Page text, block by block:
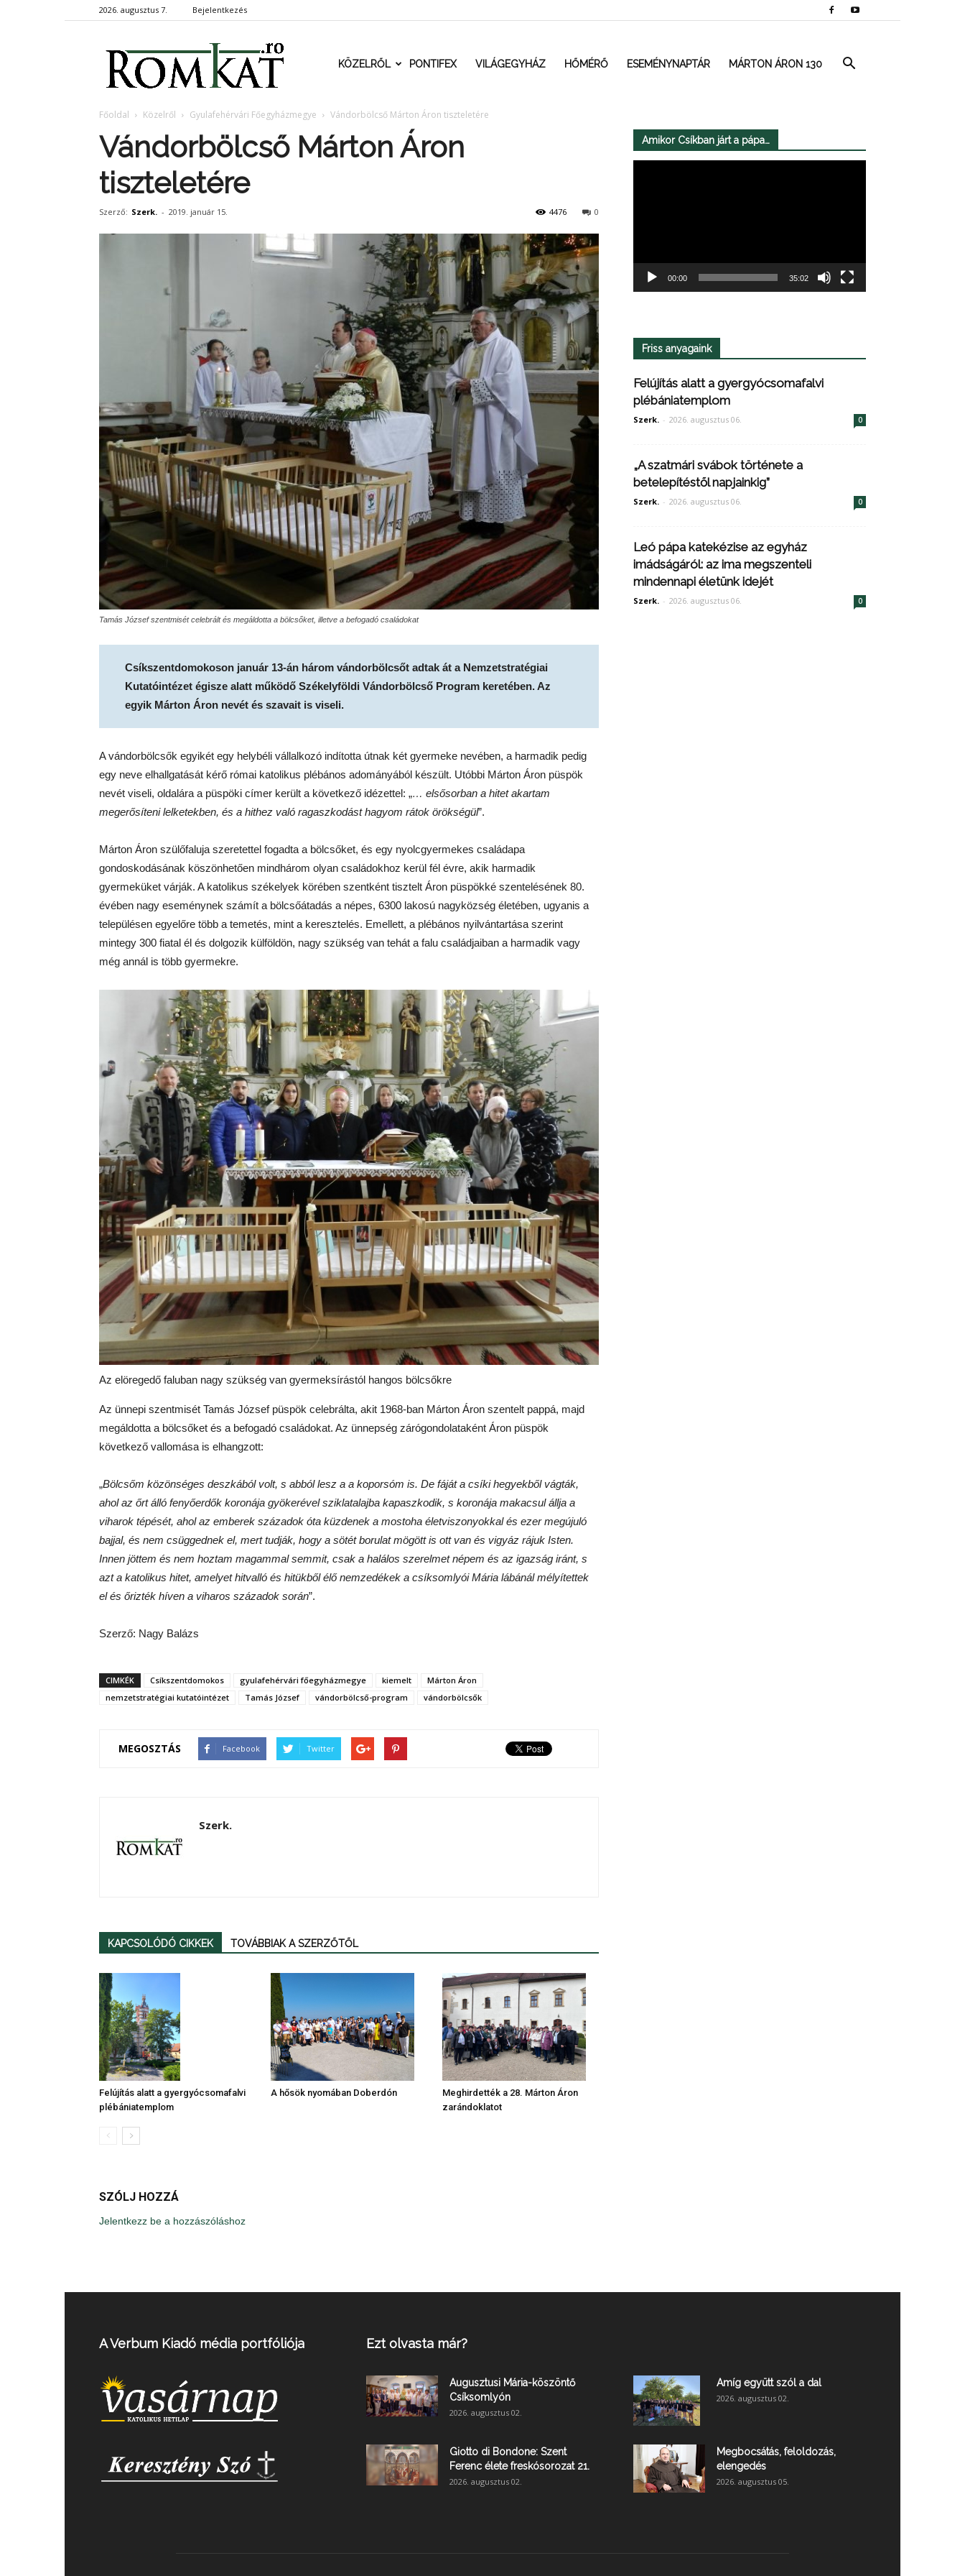
2026. augusztus 7. Bejelentkezés
RomKat.roKÖZELRŐL PONTIFEX VILÁGEGYHÁZ HŐMÉRŐ ESEMÉNYNAPTÁR MÁRTON ÁRON 130
Főoldal Közelről Gyulafehérvári Főegyházmegye Vándorbölcső Márton Áron tiszteletére
Vándorbölcső Márton Áron
tiszteletére
Szerző: Szerk. - 2019. január 15. 0
4476
Tamás József szentmisét celebrált és megáldotta a bölcsőket, illetve a befogadó családokat
Csíkszentdomokoson január 13-án három vándorbölcsőt adtak át a Nemzetstratégiai
Kutatóintézet égisze alatt működő Székelyföldi Vándorbölcső Program keretében. Az
egyik Márton Áron nevét és szavait is viseli.
A vándorbölcsők egyikét egy helybéli vállalkozó indította útnak két gyermeke nevében, a harmadik pedig
egy neve elhallgatását kérő római katolikus plébános adományából készült. Utóbbi Márton Áron püspök
nevét viseli, oldalára a püspöki címer került a következő idézettel: „… elsősorban a hitet akartam
megerősíteni lelketekben, és a hithez való ragaszkodást hagyom rátok örökségül”.
Márton Áron szülőfaluja szeretettel fogadta a bölcsőket, és egy nyolcgyermekes családapa
gondoskodásának köszönhetően mindhárom olyan családokhoz kerül fél évre, akik harmadik
gyermeküket várják. A katolikus székelyek körében szentként tisztelt Áron püspökké szentelésének 80.
évében nagy eseménynek számít a bölcsőátadás a népes, 6300 lakosú nagyközség életében, ugyanis a
településen egyelőre több a temetés, mint a keresztelés. Emellett, a plébános nyilvántartása szerint
mintegy 300 fiatal él és dolgozik külföldön, nagy szükség van tehát a falu családjaiban a harmadik vagy
még annál is több gyermekre.
Az elöregedő faluban nagy szükség van gyermeksírástól hangos bölcsőkre
Az ünnepi szentmisét Tamás József püspök celebrálta, akit 1968-ban Márton Áron szentelt pappá, majd
megáldotta a bölcsőket és a befogadó családokat. Az ünnepség zárógondolataként Áron püspök
következő vallomása is elhangzott:
„Bölcsőm közönséges deszkából volt, s abból lesz a a koporsóm is. De fáját a csíki hegyekből vágták,
ahol az őrt álló fenyőerdők koronája gyökerével sziklatalajba kapaszkodik, s koronája makacsul állja a
viharok tépését, ahol az emberek századok óta küzdenek a mostoha életviszonyokkal és ezer megújuló
bajjal, és nem csüggednek el, mert tudják, hogy a sötét borulat mögött is ott van és vigyáz rájuk Isten.
Innen jöttem és nem hoztam magammal semmit, csak a halálos szerelmet népem és az igazság iránt, s
azt a katolikus hitet, amelyet hitvalló és hitükből élő nemzedékek a csíksomlyói Mária lábánál mélyítettek
el és őrizték híven a viharos századok során”.
Szerző: Nagy Balázs
CIMKÉK Csíkszentdomokos gyulafehérvári főegyházmegye kiemelt
Márton Áron
nemzetstratégiai kutatóintézet
Tamás József vándorbölcső-program vándorbölcsők
MEGOSZTÁS Facebook Twitter
Szerk.
KAPCSOLÓDÓ CIKKEK TOVÁBBIAK A SZERZŐTŐL
Felújítás alatt a gyergyócsomafalvi
plébániatemplom
A hősök nyomában Doberdón
Meghirdették a 28. Márton Áron
zarándoklatot
SZÓLJ HOZZÁ
Jelentkezz be a hozzászóláshoz
Amikor Csíkban járt a pápa…
00:00 35:02
Friss anyagaink
Felújítás alatt a gyergyócsomafalvi
plébániatemplom
Szerk. - 2026. augusztus 06. 0
„A szatmári svábok története a
betelepítéstől napjainkig”
Szerk. - 2026. augusztus 06. 0
Leó pápa katekézise az egyház
imádságáról: az ima megszenteli
mindennapi életünk idejét
Szerk. - 2026. augusztus 06. 0
A Verbum Kiadó média portfóliója Ezt olvasta már?
Augusztusi Mária-köszöntő
Csíksomlyón
2026. augusztus 02.
Amíg együtt szól a dal
2026. augusztus 02.
Giotto di Bondone: Szent
Ferenc élete freskósorozat 21.
2026. augusztus 02.
Megbocsátás, feloldozás,
elengedés
2026. augusztus 05.